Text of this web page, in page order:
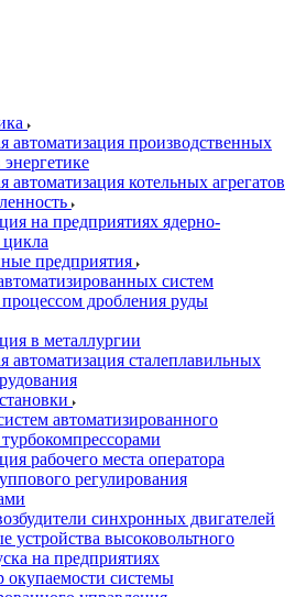
автоматизация производственных
автоматизация котельных агрегатов
на предприятиях ядерно-
предприятия
систем
дробления руды
в металлургии
автоматизация сталеплавильных
автоматизированного
рабочего места оператора
регулирования
синхронных двигателей
устройства высоковольтного
на предприятиях
окупаемости системы